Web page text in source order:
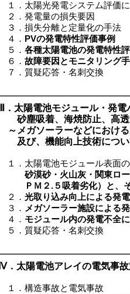
１．太陽光発電システム評価
２．発電量の損失要因
３．損失分離と定量化の手法
４． PVの発電特性評価事例
５． 各種太陽電池の発電特性
６． 故障要因とモニタリング
７．質疑応答・名刺交換
Ⅲ．太陽電池モジュール・発
砂塵吸着、海焼防止、高透
～メガソーラーなどにおけ
及び、機能向上技術につい
１．太陽電池モジュール表面
砂漠砂・火山灰・関東ロー
ＰＭ２.５吸着劣化）と、そ
２． 光取り込み向上による発
３． メガソーラー施設による
４． モジュール内の発電不全
５．質疑応答・名刺交換
Ⅳ．太陽電池アレイの電気事
１．構造事故と電気事故